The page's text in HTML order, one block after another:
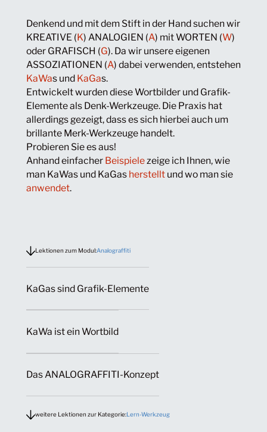
Denkend und mit dem Stift in der Hand suchen wir
KREATIVE (K) ANALOGIEN (A) mit WORTEN (W)
oder GRAFISCH (G). Da wir unsere eigenen
ASSOZIATIONEN (A) dabei verwenden, entstehen
KaWas und KaGas.
Entwickelt wurden diese Wortbilder und Grafik-
Elemente als Denk-Werkzeuge. Die Praxis hat
allerdings gezeigt, dass es sich hierbei auch um
brillante Merk-Werkzeuge handelt.
Probieren Sie es aus!
Anhand einfacher Beispielezeige ich Ihnen, wie
man KaWas und KaGas herstelltund wo man sie
anwendet.
Lektionen zum Modul:Analograffiti
KaGas sind Grafik-Elemente
KaWa ist ein Wortbild
Das ANALOGRAFFITI-Konzept
weitere Lektionen zur Kategorie:Lern-Werkzeug